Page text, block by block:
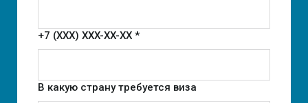
+7 (XXX) XXX-XX-XX *
В какую страну требуется виза